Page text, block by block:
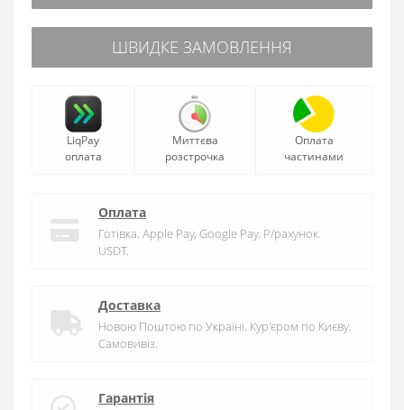
ШВИДКЕ ЗАМОВЛЕННЯ
LiqPay
оплата
Миттєва
розстрочка
Оплата
частинами
Оплата
Готівка. Apple Pay, Google Pay. Р/рахунок.
USDT.
Доставка
Новою Поштою по Україні. Кур'єром по Києву.
Самовивіз.
Гарантія